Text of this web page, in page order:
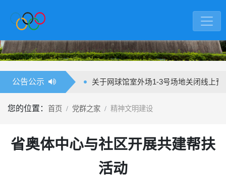
公告公示
您的位置： 首页 党群之家 精神文明建设
省奥体中心与社区开展共建帮扶
活动